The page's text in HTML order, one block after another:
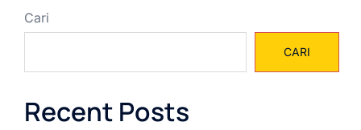
Cari
CARI
Recent Posts